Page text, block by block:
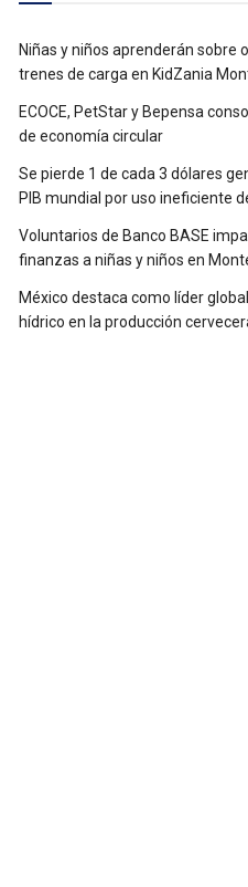
Niñas y niños aprenderán sobre
trenes de carga en KidZania
ECOCE, PetStar y Bepensa
de economía circular
Se pierde 1 de cada 3 dólares
PIB mundial por uso ineficiente
Voluntarios de Banco BASE
finanzas a niñas y niños en
México destaca como líder
hídrico en la producción